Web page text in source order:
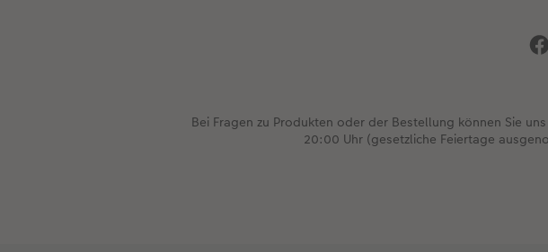
Bei Fragen zu Produkten oder der Bestellung können Sie
20:00 Uhr (gesetzliche Feiertage